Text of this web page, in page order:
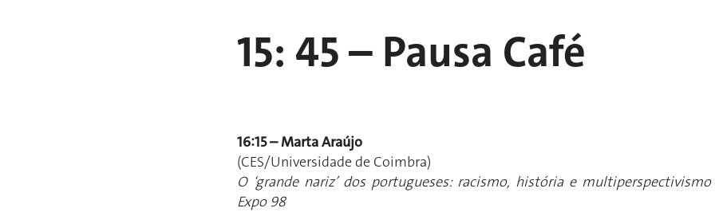
15: 45 – Pausa Café
16:15 – Marta Araújo
(CES/Universidade de Coimbra)
O ‘grande nariz’ dos portugueses: racismo, história e
Expo 98